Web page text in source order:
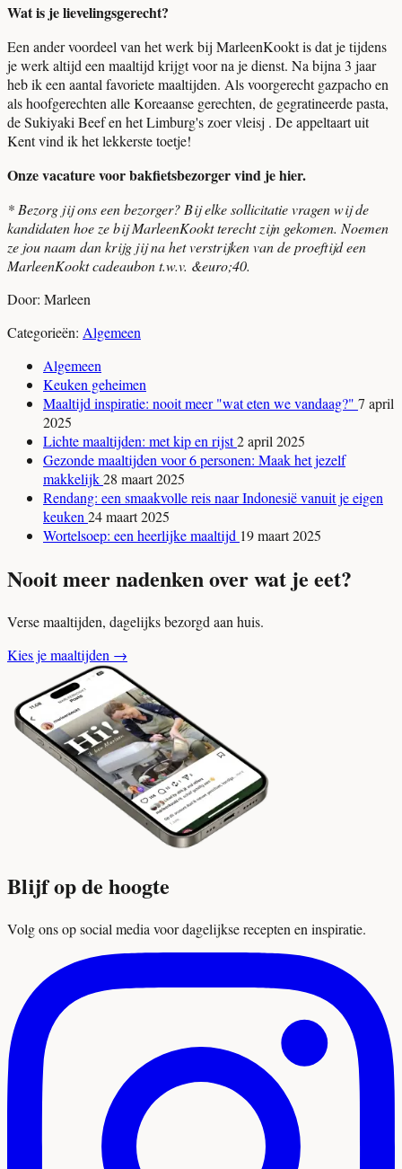
Wat is je lievelingsgerecht?
Een ander voordeel van het werk bij MarleenKookt is dat je tijdens
je werk altijd een maaltijd krijgt voor na je dienst. Na bijna 3 jaar
heb ik een aantal favoriete maaltijden. Als voorgerecht gazpacho en
als hoofgerechten alle Koreaanse gerechten, de gegratineerde pasta,
de Sukiyaki Beef en het Limburg's zoer vleisj . De appeltaart uit
Kent vind ik het lekkerste toetje!
Onze vacature voor bakfietsbezorger vind je hier.
* Bezorg jij ons een bezorger? Bij elke sollicitatie vragen wij de
kandidaten hoe ze bij MarleenKookt terecht zijn gekomen. Noemen
ze jou naam dan krijg jij na het verstrijken van de proeftijd een
MarleenKookt cadeaubon t.w.v. &euro;40.
Door: Marleen
Categorieën: Algemeen
Algemeen
Keuken geheimen
Maaltijd inspiratie: nooit meer "wat eten we vandaag?" 7 april
2025
Lichte maaltijden: met kip en rijst2 april 2025
Gezonde maaltijden voor 6 personen: Maak het jezelf
makkelijk28 maart 2025
Rendang: een smaakvolle reis naar Indonesië vanuit je eigen
keuken 24 maart 2025
Wortelsoep: een heerlijke maaltijd 19 maart 2025
Nooit meer nadenken over wat je eet?
Verse maaltijden, dagelijks bezorgd aan huis.
Kies je maaltijden →
Blijf op de hoogte
Volg ons op social media voor dagelijkse recepten en inspiratie.